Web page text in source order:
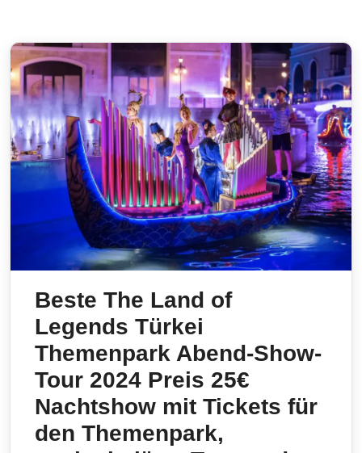
Beste The Land of
Legends Türkei
Themenpark Abend-Show-
Tour 2024 Preis 25€
Nachtshow mit Tickets für
den Themenpark,